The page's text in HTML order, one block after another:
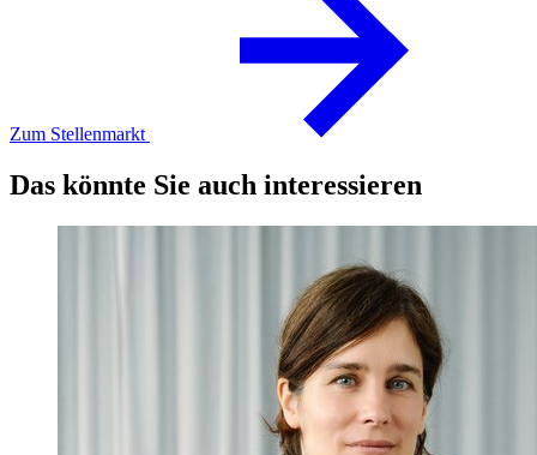
Zum Stellenmarkt
Das könnte Sie auch interessieren